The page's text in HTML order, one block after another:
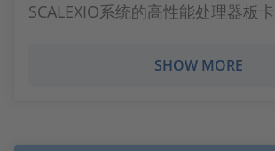
SCALEXIO系统的高性能处理器板卡
SHOW MORE